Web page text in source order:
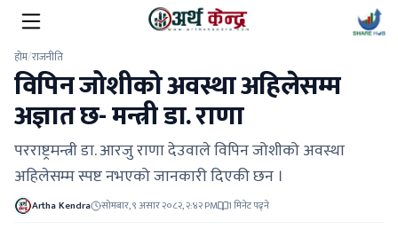
होम/राजनीति
विपिन जोशीको अवस्था अहिलेसम्म
अज्ञात छ- मन्त्री डा. राणा
परराष्ट्रमन्त्री डा. आरजु राणा देउवाले विपिन जोशीको अवस्था
अहिलेसम्म स्पष्ट नभएको जानकारी दिएकी छन ।
Artha Kendra सोमबार, ९ असार २०८२, २:४२ PM 1 मिनेट पढ्ने